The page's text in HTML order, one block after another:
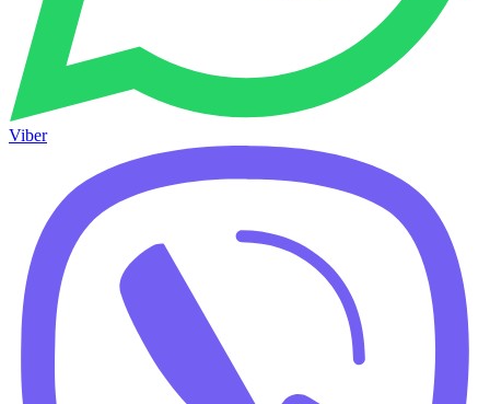
Viber